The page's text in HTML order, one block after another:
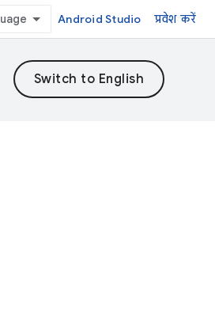
Android Studio प्रवेश करें